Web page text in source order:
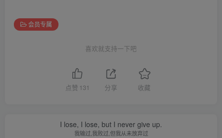
会员专属
喜欢就支持一下吧
点赞 131 分享 收藏
I lose, I lose, but I never give up.
我输过,我败过,但我从未放弃过